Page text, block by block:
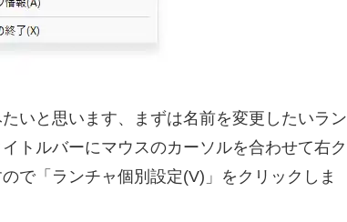
いと思います、まずは名前を変更したいラン
トルバーにマウスのカーソルを合わせて右ク
で「ランチャ個別設定(V)」をクリックしま